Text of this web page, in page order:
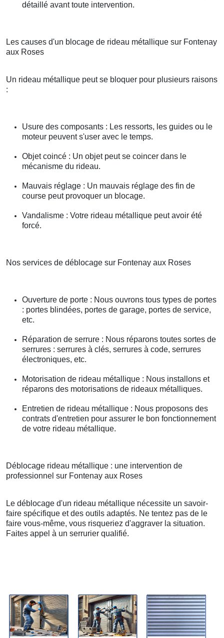
détaillé avant toute intervention.
Les causes d'un blocage de rideau métallique sur Fontenay
aux Roses
Un rideau métallique peut se bloquer pour plusieurs raisons
:
Usure des composants : Les ressorts, les guides ou le
moteur peuvent s'user avec le temps.
Objet coincé : Un objet peut se coincer dans le
mécanisme du rideau.
Mauvais réglage : Un mauvais réglage des fin de
course peut provoquer un blocage.
Vandalisme : Votre rideau métallique peut avoir été
forcé.
Nos services de déblocage sur Fontenay aux Roses
Ouverture de porte : Nous ouvrons tous types de portes
: portes blindées, portes de garage, portes de service,
etc.
Réparation de serrure : Nous réparons toutes sortes de
serrures : serrures à clés, serrures à code, serrures
électroniques, etc.
Motorisation de rideau métallique : Nous installons et
réparons des motorisations de rideaux métalliques.
Entretien de rideau métallique : Nous proposons des
contrats d'entretien pour assurer le bon fonctionnement
de votre rideau métallique.
Déblocage rideau métallique : une intervention de
professionnel sur Fontenay aux Roses
Le déblocage d'un rideau métallique nécessite un savoir-
faire spécifique et des outils adaptés. Ne tentez pas de le
faire vous-même, vous risqueriez d'aggraver la situation.
Faites appel à un serrurier qualifié.